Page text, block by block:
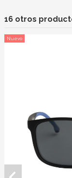
16 otros
Nuevo